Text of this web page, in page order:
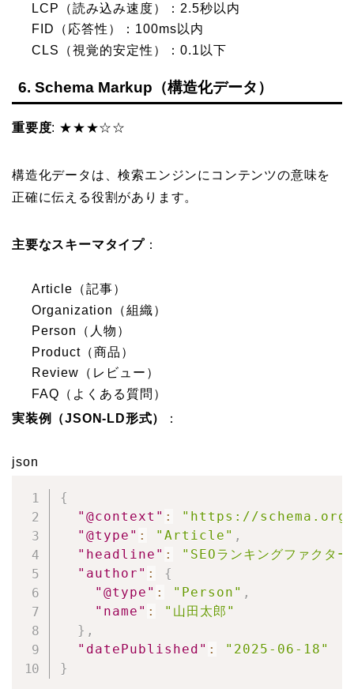
LCP（読み込み速度）：2.5秒以内
FID（応答性）：100ms以内
CLS（視覚的安定性）：0.1以下
6. Schema Markup（構造化データ）
重要度: ★★★☆☆
構造化データは、検索エンジンにコンテンツの意味を
正確に伝える役割があります。
主要なスキーマタイプ ：
Article（記事）
Organization（組織）
Person（人物）
Product（商品）
Review（レビュー）
FAQ（よくある質問）
実装例（JSON-LD形式）
：
json
{
"@context" :
"https://
"@type" : "Article" ,
"headline" :
"SEOランキングファクタ
"author" :
{
"@type" : "Person" ,
"name" :
"山田太郎"
} ,
"datePublished" :
"2025-06-18"
}